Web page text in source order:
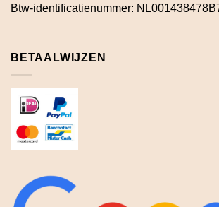
Btw-identificatienummer:
BETAALWIJZEN